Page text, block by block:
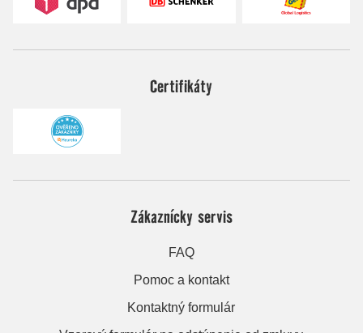
Certifikáty
Zákaznícky servis
FAQ
Pomoc a kontakt
Kontaktný formulár